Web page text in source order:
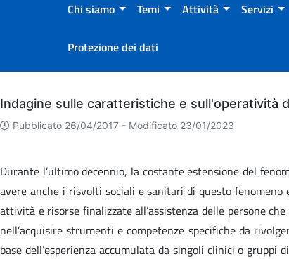
Chi siamo Temi Attività Servizi
Protezione dei dati
Archivio
Indagine sulle caratteristiche e sull'operatività
Pubblicato 26/04/2017 - Modificato 23/01/2023
Durante l’ultimo decennio, la costante estensione del
avere anche i risvolti sociali e sanitari di questo
attività e risorse finalizzate all’assistenza delle persone
nell’acquisire strumenti e competenze specifiche da
base dell’esperienza accumulata da singoli clinici o